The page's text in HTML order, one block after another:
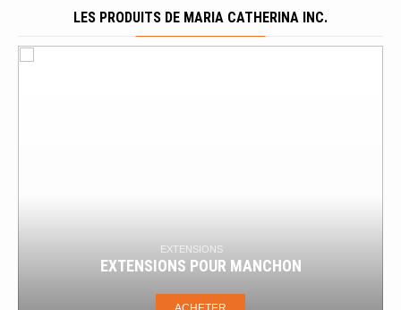
LES PRODUITS DE MARIA CATHERINA INC.
BOUCHONS TEMPORAIRES POUR
BÉTON